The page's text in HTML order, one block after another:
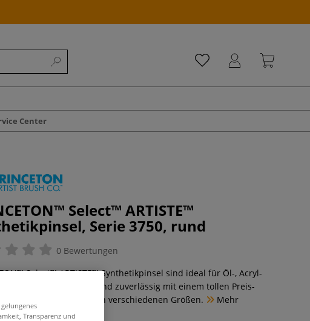
Center
Select™ ARTISTE™
Serie 3750, rund
0 Bewertungen
Select™ ARTISTE™ Synthetikpinsel sind ideal für Öl-, Acryl-
Langlebig und zuverlässig mit einem tollen Preis-
Verhältnis. Erhältlich in verschiedenen Größen.
Mehr
Transparenz und